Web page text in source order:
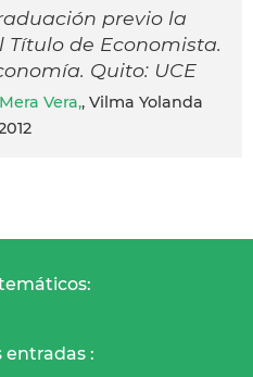
previo la
Título de Economista.
Quito: UCE
Vera,, Vilma Yolanda
entradas :